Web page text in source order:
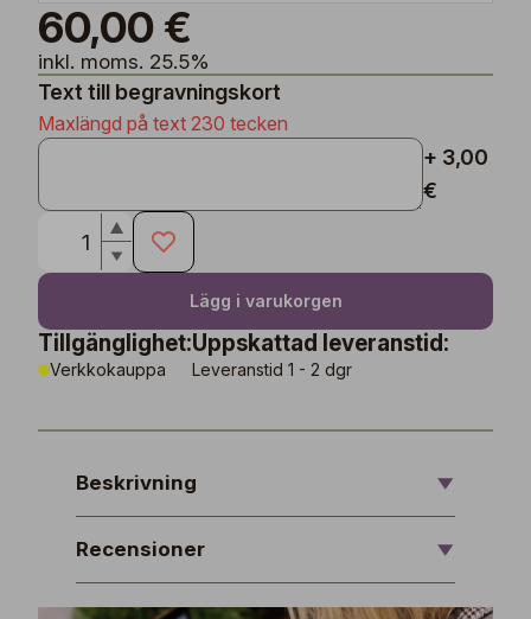
60,00 €
inkl. moms. 25.5%
Text till begravningskort
Maxlängd på text 230 tecken
+ 3,00
€
Lägg i varukorgen
Tillgänglighet:
Verkkokauppa
Uppskattad leveranstid:
Leveranstid 1 - 2 dgr
Beskrivning
Recensioner